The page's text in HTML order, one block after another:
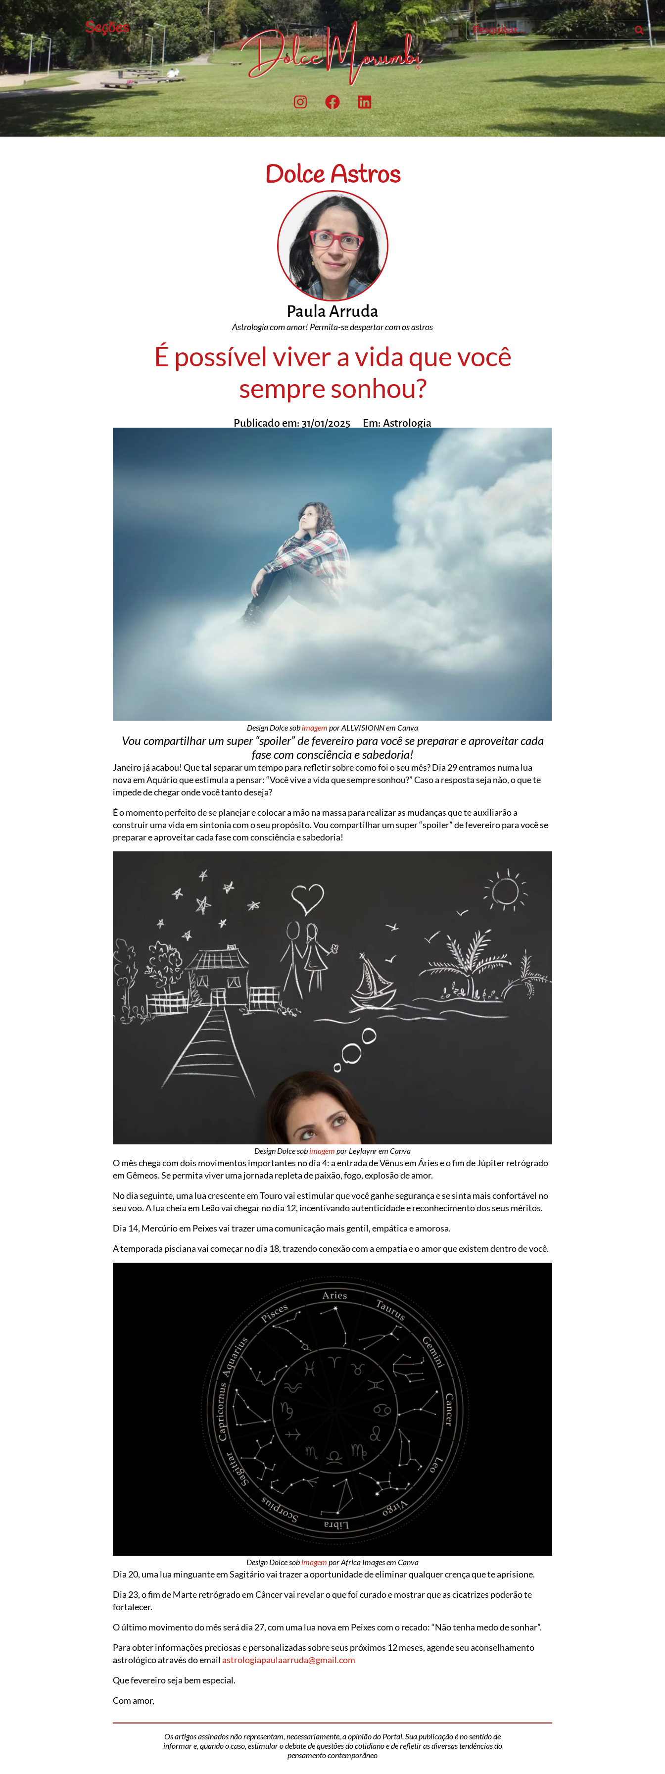
Seções
Dolce Astros
Paula Arruda
Astrologia com amor! Permita-se despertar com os astros
É possível viver a vida que você
sempre sonhou?
Publicado em: 31/01/2025 Em: Astrologia
Design Dolce sob imagem por ALLVISIONN em Canva
Vou compartilhar um super “spoiler” de fevereiro para você se preparar e aproveitar cada
fase com consciência e sabedoria!
Janeiro já acabou! Que tal separar um tempo para refletir sobre como foi o seu mês? Dia 29 entramos numa lua
nova em Aquário que estimula a pensar: “Você vive a vida que sempre sonhou?” Caso a resposta seja não, o que te
impede de chegar onde você tanto deseja?
É o momento perfeito de se planejar e colocar a mão na massa para realizar as mudanças que te auxiliarão a
construir uma vida em sintonia com o seu propósito. Vou compartilhar um super “spoiler” de fevereiro para você se
preparar e aproveitar cada fase com consciência e sabedoria!
Design Dolce sob imagem por Leylaynr em Canva
O mês chega com dois movimentos importantes no dia 4: a entrada de Vênus em Áries e o fim de Júpiter retrógrado
em Gêmeos. Se permita viver uma jornada repleta de paixão, fogo, explosão de amor.
No dia seguinte, uma lua crescente em Touro vai estimular que você ganhe segurança e se sinta mais confortável no
seu voo. A lua cheia em Leão vai chegar no dia 12, incentivando autenticidade e reconhecimento dos seus méritos.
Dia 14, Mercúrio em Peixes vai trazer uma comunicação mais gentil, empática e amorosa.
A temporada pisciana vai começar no dia 18, trazendo conexão com a empatia e o amor que existem dentro de você.
Design Dolce sob imagem por Africa Images em Canva
Dia 20, uma lua minguante em Sagitário vai trazer a oportunidade de eliminar qualquer crença que te aprisione.
Dia 23, o fim de Marte retrógrado em Câncer vai revelar o que foi curado e mostrar que as cicatrizes poderão te
fortalecer.
O último movimento do mês será dia 27, com uma lua nova em Peixes com o recado: “Não tenha medo de sonhar”.
Para obter informações preciosas e personalizadas sobre seus próximos 12 meses, agende seu aconselhamento
astrológico através do emailastrologiapaulaarruda@gmail.com
Que fevereiro seja bem especial.
Com amor,
Os artigos assinados não representam, necessariamente, a opinião do Portal. Sua publicação é no sentido de
informar e, quando o caso, estimular o debate de questões do cotidiano e de refletir as diversas tendências do
pensamento contemporâneo